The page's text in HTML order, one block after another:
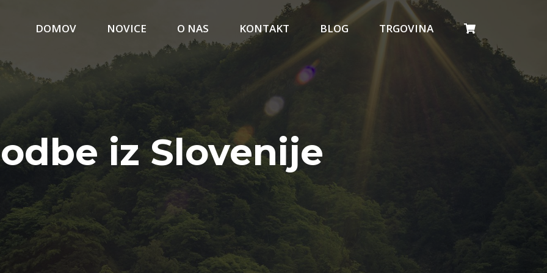
DOMOV NOVICE O NAS KONTAKT BLOG TRGOVINA
iz Slovenije